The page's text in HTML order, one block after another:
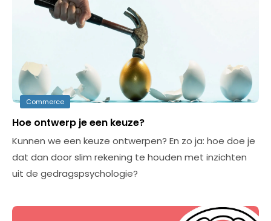
Commerce
Hoe ontwerp je een keuze?
Kunnen we een keuze ontwerpen? En zo ja: hoe doe je
dat dan door slim rekening te houden met inzichten
uit de gedragspsychologie?